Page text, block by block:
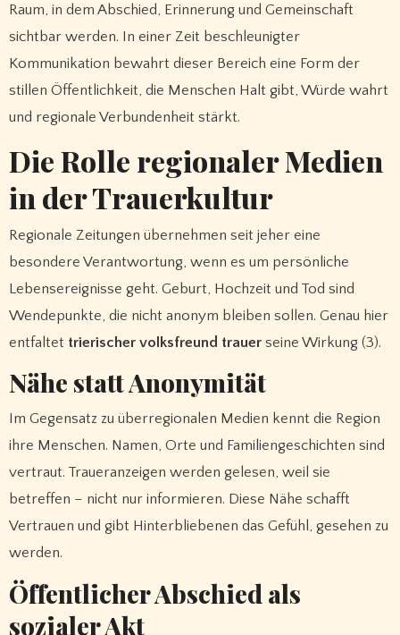
Raum, in dem Abschied, Erinnerung und Gemeinschaft
sichtbar werden. In einer Zeit beschleunigter
Kommunikation bewahrt dieser Bereich eine Form der
stillen Öffentlichkeit, die Menschen Halt gibt, Würde wahrt
und regionale Verbundenheit stärkt.
Die Rolle regionaler Medien
in der Trauerkultur
Regionale Zeitungen übernehmen seit jeher eine
besondere Verantwortung, wenn es um persönliche
Lebensereignisse geht. Geburt, Hochzeit und Tod sind
Wendepunkte, die nicht anonym bleiben sollen. Genau hier
entfaltet trierischer volksfreund trauerseine Wirkung (3).
Nähe statt Anonymität
Im Gegensatz zu überregionalen Medien kennt die Region
ihre Menschen. Namen, Orte und Familiengeschichten sind
vertraut. Traueranzeigen werden gelesen, weil sie
betreffen – nicht nur informieren. Diese Nähe schafft
Vertrauen und gibt Hinterbliebenen das Gefühl, gesehen zu
werden.
Öffentlicher Abschied als
sozialer Akt